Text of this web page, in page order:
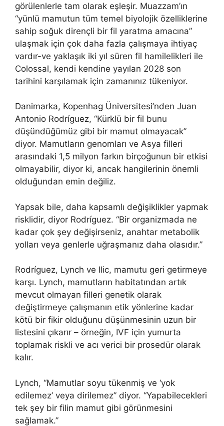
görülenlerle tam olarak eşleşir. Muazzam’ın
“yünlü mamutun tüm temel biyolojik özelliklerine
sahip soğuk dirençli bir fil yaratma amacına”
ulaşmak için çok daha fazla çalışmaya ihtiyaç
vardır-ve yaklaşık iki yıl süren fil hamilelikleri ile
Colossal, kendi kendine yayılan 2028 son
tarihini karşılamak için zamanınız tükeniyor.
Danimarka, Kopenhag Üniversitesi’nden Juan
Antonio Rodríguez, “Kürklü bir fil bunu
düşündüğümüz gibi bir mamut olmayacak”
diyor. Mamutların genomları ve Asya filleri
arasındaki 1,5 milyon farkın birçoğunun bir etkisi
olmayabilir, diyor ki, ancak hangilerinin önemli
olduğundan emin değiliz.
Yapsak bile, daha kapsamlı değişiklikler yapmak
risklidir, diyor Rodríguez. “Bir organizmada ne
kadar çok şey değişirseniz, anahtar metabolik
yolları veya genlerle uğraşmanız daha olasıdır.”
Rodríguez, Lynch ve Ilic, mamutu geri getirmeye
karşı. Lynch, mamutların habitatından artık
mevcut olmayan filleri genetik olarak
değiştirmeye çalışmanın etik yönlerine kadar
kötü bir fikir olduğunu düşünmesinin uzun bir
listesini çıkarır – örneğin, IVF için yumurta
toplamak riskli ve acı verici bir prosedür olarak
kalır.
Lynch, “Mamutlar soyu tükenmiş ve ‘yok
edilemez’ veya dirilemez” diyor. “Yapabilecekleri
tek şey bir filin mamut gibi görünmesini
sağlamak.”